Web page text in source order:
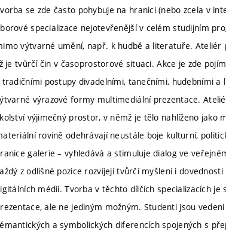
se zde často pohybuje na hranici (nebo zcela v
specializace nejotevřenější v celém studijním
výtvarné umění, např. k hudbě a literatuře.
je tvůrčí čin v časoprostorové situaci. Akce je zde
tradičními postupy divadelními, tanečními, hudebními
výrazové formy multimediální prezentace.
výjimečný prostor, v němž je tělo nahlíženo jako
rovině odehrávají neustále boje kulturní,
galerie – vyhledává a stimuluje dialog ve
z odlišné pozice rozvíjejí tvůrčí myšlení i
médií. Tvorba v těchto dílčích specializacích
ale ne jediným možným. Studenti jsou
a symbolických diferencích spojených s